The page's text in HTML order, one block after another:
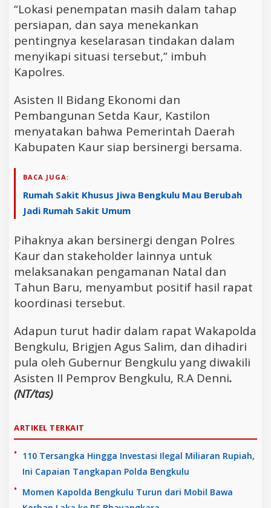
“Lokasi penempatan masih dalam tahap
persiapan, dan saya menekankan
pentingnya keselarasan tindakan dalam
menyikapi situasi tersebut,” imbuh
Kapolres.
Asisten II Bidang Ekonomi dan
Pembangunan Setda Kaur, Kastilon
menyatakan bahwa Pemerintah Daerah
Kabupaten Kaur siap bersinergi bersama.
BACA JUGA:
Rumah Sakit Khusus Jiwa Bengkulu Mau Berubah
Jadi Rumah Sakit Umum
Pihaknya akan bersinergi dengan Polres
Kaur dan stakeholder lainnya untuk
melaksanakan pengamanan Natal dan
Tahun Baru, menyambut positif hasil rapat
koordinasi tersebut.
Adapun turut hadir dalam rapat Wakapolda
Bengkulu, Brigjen Agus Salim, dan dihadiri
pula oleh Gubernur Bengkulu yang diwakili
Asisten II Pemprov Bengkulu, R.A Denni.
(NT/tas)
ARTIKEL TERKAIT
110 Tersangka Hingga Investasi Ilegal Miliaran Rupiah,
Ini Capaian Tangkapan Polda Bengkulu
Momen Kapolda Bengkulu Turun dari Mobil Bawa